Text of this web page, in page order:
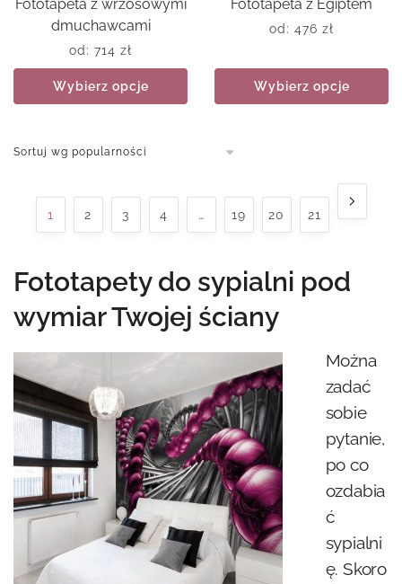
Fototapeta z wrzosowymi
dmuchawcami
od: 714 zł
Wybierz opcje
Fototapeta z Egiptem
od: 476 zł
Wybierz opcje
1 2 3 4 … 19 20 21
Fototapety do sypialni pod
wymiar Twojej ściany
Można
zadać
sobie
pytanie,
po co
ozdabia
ć
sypialni
ę. Skoro